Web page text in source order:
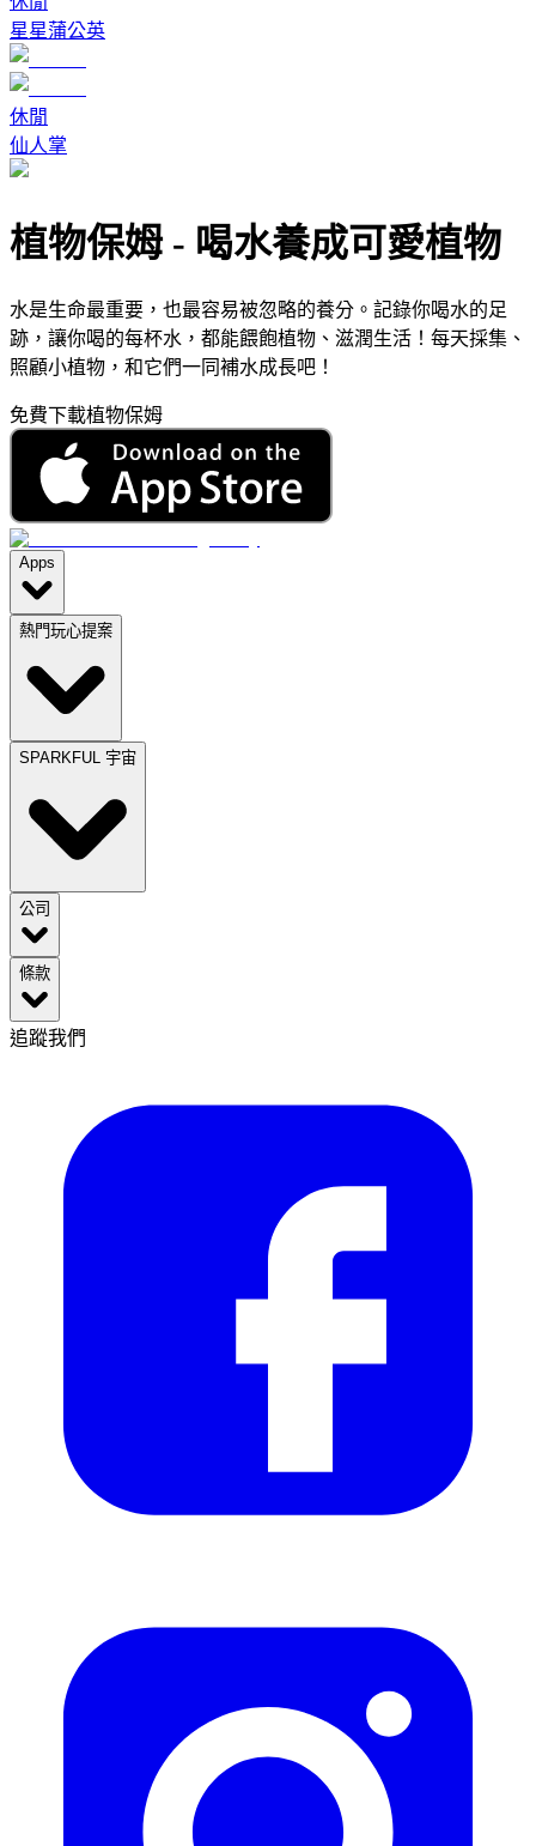
星星蒲公英
休閒
仙人掌
植物保姆 - 喝水養成可愛植物
水是生命最重要，也最容易被忽略的養分。記錄你喝水的足
跡，讓你喝的每杯水，都能餵飽植物、滋潤生活！每天採集、
照顧小植物，和它們一同補水成長吧！
免費下載植物保姆
Apps
熱門玩心提案
SPARKFUL 宇宙
公司
條款
追蹤我們